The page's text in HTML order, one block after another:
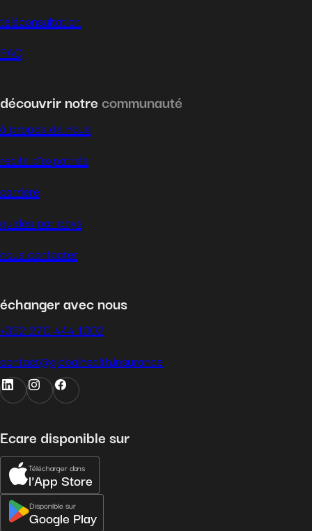
téléconsultation
FAQ
découvrir notrecommunauté
à propos de nous
récits d’expatriés
carrière
guides par pays
nous contacter
échanger avec nous
+352 270 444 1002
contact@globalhealth.insurance
Ecare disponible sur
Télécharger dans
l'App Store
Disponible sur
Google Play